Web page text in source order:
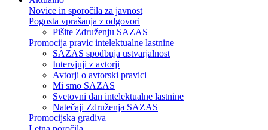
Novice in sporočila za javnost
Pogosta vprašanja z odgovori
Pišite Združenju SAZAS
Promocija pravic intelektualne lastnine
SAZAS spodbuja ustvarjalnost
Intervjuji z avtorji
Avtorji o avtorski pravici
Mi smo SAZAS
Svetovni dan intelektualne lastnine
Natečaji Združenja SAZAS
Promocijska gradiva